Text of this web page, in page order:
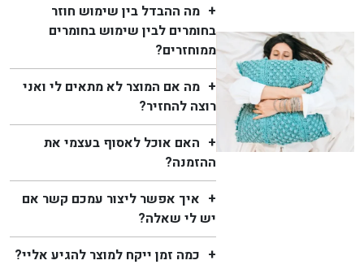
מה ההבדל בין שימוש חוזר
בחומרים לבין שימוש בחומרים
ממוחזרים?
מה אם המוצר לא מתאים לי ואני
רוצה להחזיר?
האם אוכל לאסוף בעצמי את
ההזמנה?
איך אפשר ליצור עמכם קשר אם
יש לי שאלה?
כמה זמן ייקח למוצר להגיע אליי?